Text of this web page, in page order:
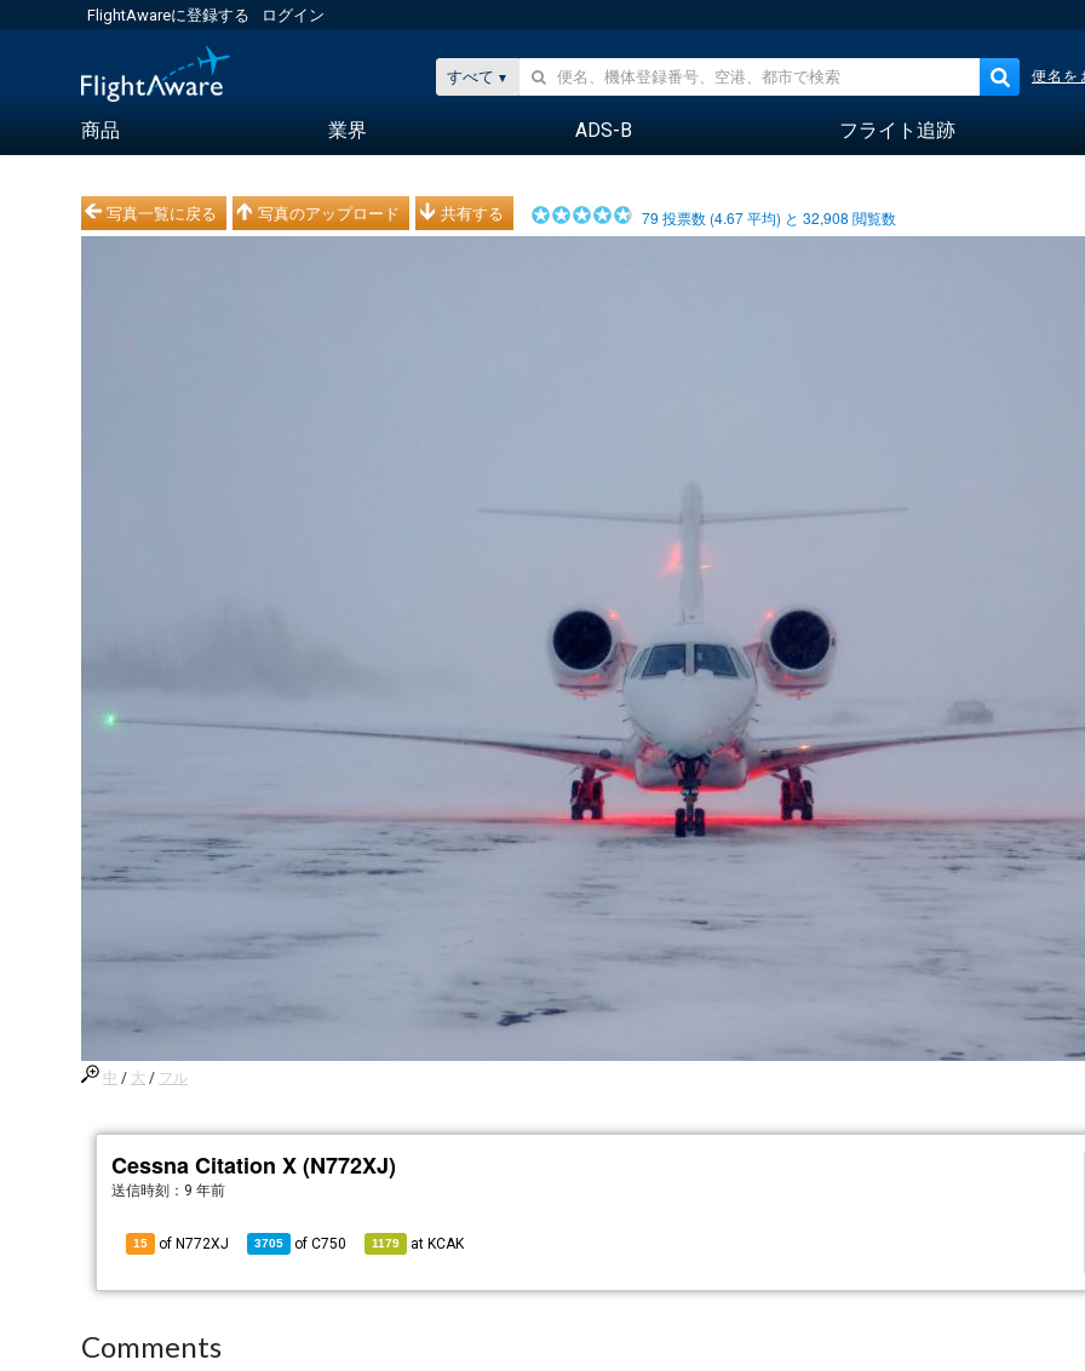
FlightAwareに登録する ログイン
すべて 便名を
商品 業界 ADS-B フライト追跡
写真一覧に戻る 写真のアップロード 共有する 79 投票数 (4.67平均) と32,908 閲覧数
中 / 大 / フル
Cessna Citation X (N772XJ)
送信時刻： 9 年前
15 of N772XJ 3705 ofC750 1179 at KCAK
Comments